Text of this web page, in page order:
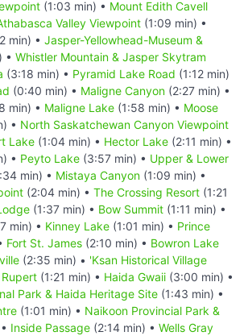
(1:03 min) • Mount Edith Cavell
Valley Viewpoint (1:09 min) •
min) • Jasper-Yellowhead-Museum &
• Whistler Mountain & Jasper Skytram
(3:18 min) • Pyramid Lake Road (1:12 min)
(0:40 min) • Maligne Canyon (2:27 min) •
min) • Maligne Lake (1:58 min) • Moose
• North Saskatchewan Canyon Viewpoint
Lake (1:04 min) • Hector Lake (2:11 min) •
• Peyto Lake (3:57 min) • Upper & Lower
min) • Mistaya Canyon (1:09 min) •
(2:04 min) • The Crossing Resort (1:21
(1:37 min) • Bow Summit (1:11 min) •
min) • Kinney Lake (1:01 min) • Prince
Fort St. James (2:10 min) • Bowron Lake
(2:35 min) • 'Ksan Historical Village
(1:21 min) • Haida Gwaii (3:00 min) •
Park & Haida Heritage Site (1:43 min) •
(1:01 min) • Naikoon Provincial Park &
Inside Passage (2:14 min) • Wells Gray